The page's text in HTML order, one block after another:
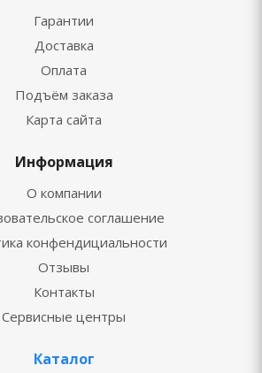
Гарантии
Доставка
Оплата
Подъём заказа
Карта сайта
Информация
О компании
соглашение
конфендициальности
Отзывы
Контакты
Сервисные центры
Каталог